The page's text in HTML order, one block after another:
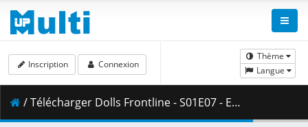
Thème
Langue
Inscription Connexion
/ Télécharger Dolls Frontline - S01E07 - ENG 720p WEB H.264 -NanDesuKa (FUNi).mkv.002 ( 316.24 MB )